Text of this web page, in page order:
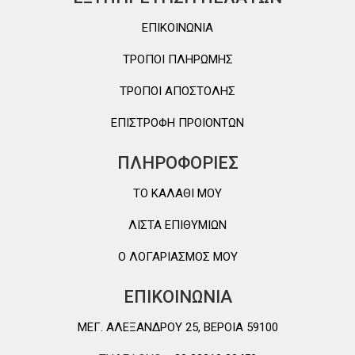
ΕΠΙΚΟΙΝΩΝΙΑ
ΤΡΟΠΟΙ ΠΛΗΡΩΜΗΣ
ΤΡΟΠΟΙ ΑΠΟΣΤΟΛΗΣ
ΕΠΙΣΤΡΟΦΗ ΠΡΟΙΟΝΤΩΝ
ΠΛΗΡΟΦΟΡΙΕΣ
TO ΚΑΛΑΘΙ MOY
ΛΙΣΤΑ ΕΠΙΘΥΜΙΩΝ
Ο ΛΟΓΑΡΙΑΣΜΟΣ ΜΟΥ
ΕΠΙΚΟΙΝΩΝΙΑ
ΜΕΓ. ΑΛΕΞΑΝΔΡΟΥ 25, ΒΕΡΟΙΑ 59100